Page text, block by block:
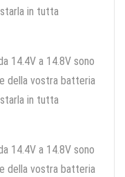
in tutta
14.4V a 14.8V sono
della vostra batteria
in tutta
14.4V a 14.8V sono
della vostra batteria